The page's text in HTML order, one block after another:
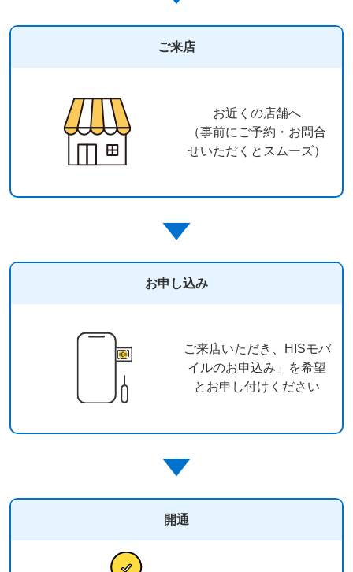
ご来店
お近くの店舗へ
（事前にご予約・お問合
せいただくとスムーズ）
お申し込み
ご来店いただき、HISモバ
イルのお申込み」を希望
とお申し付けください
開通